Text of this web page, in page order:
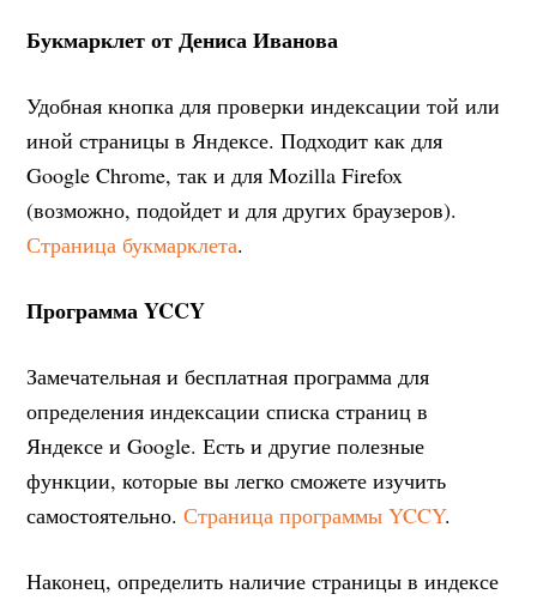
Букмарклет от Дениса Иванова
Удобная кнопка для проверки индексации той или
иной страницы в Яндексе. Подходит как для
Google Chrome, так и для Mozilla Firefox
(возможно, подойдет и для других браузеров).
Страница букмарклета.
Программа YCCY
Замечательная и бесплатная программа для
определения индексации списка страниц в
Яндексе и Google. Есть и другие полезные
функции, которые вы легко сможете изучить
самостоятельно.Страница программы YCCY.
Наконец, определить наличие страницы в индексе